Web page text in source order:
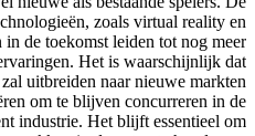
zoals virtual reality en
in de toekomst leiden tot nog meer
Het is waarschijnlijk dat
uitbreiden naar nieuwe markten
om te blijven concurreren in de
industrie. Het blijft essentieel om